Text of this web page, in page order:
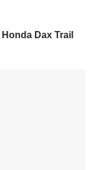
Honda Dax Trail